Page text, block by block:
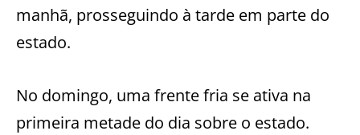
manhã, prosseguindo à tarde em parte do
estado.
No domingo, uma frente fria se ativa na
primeira metade do dia sobre o estado.